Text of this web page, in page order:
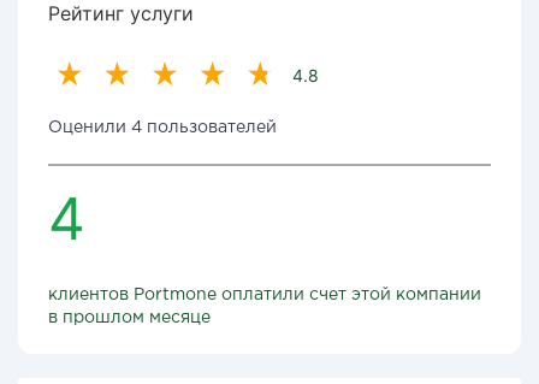
Рейтинг услуги
4.8
Оценили 4 пользователей
4
клиентов Portmone оплатили счет этой компании
в прошлом месяце